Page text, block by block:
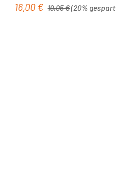
Verkaufspreis:
16,00 € 19,95 €(20%